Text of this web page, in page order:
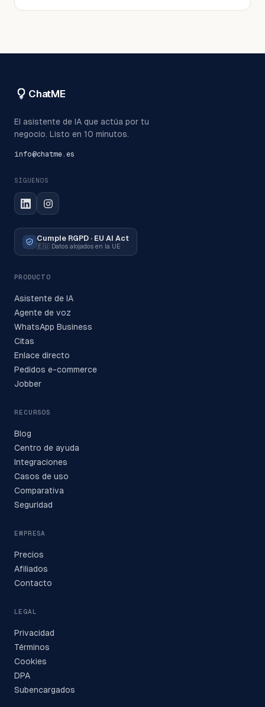
ChatME
El asistente de IA que actúa por tu
negocio. Listo en 10 minutos.
info@chatme.es
SÍGUENOS
Cumple RGPD · EU AI Act
🇪🇺 Datos alojados en la UE
PRODUCTO
Asistente de IA
Agente de voz
WhatsApp Business
Citas
Enlace directo
Pedidos e-commerce
Jobber
RECURSOS
Blog
Centro de ayuda
Integraciones
Casos de uso
Comparativa
Seguridad
EMPRESA
Precios
Afiliados
Contacto
LEGAL
Privacidad
Términos
Cookies
DPA
Subencargados